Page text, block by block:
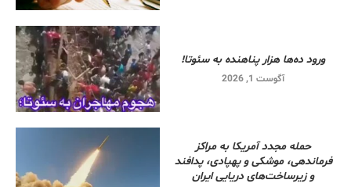
ورود ده‌ها هزار پناهنده به سئوتا!
آگوست 1, 2026
حمله مجدد آمریکا به مراکز
فرماندهی، موشکی و پهپادی، پدافند
و زیرساخت‌های دریایی ایران